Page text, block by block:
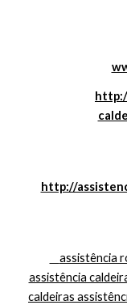
http://
assistência
caldeiras